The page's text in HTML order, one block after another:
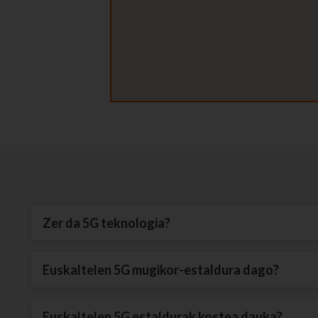
Zer da 5G teknologia?
Euskaltelen 5G mugikor-estaldura dago?